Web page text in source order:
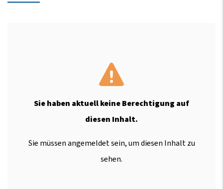
Sie haben aktuell keine Berechtigung auf
diesen Inhalt.
Sie müssen angemeldet sein, um diesen Inhalt zu
sehen.